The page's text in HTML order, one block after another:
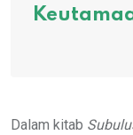
Dalam kitab